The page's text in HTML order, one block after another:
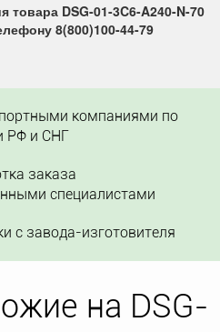
DSG-01-3C6-A240-N-70
8(800)100-44-79
компаниями по
РФ и СНГ
заказа
специалистами
с завода-изготовителя
на DSG-